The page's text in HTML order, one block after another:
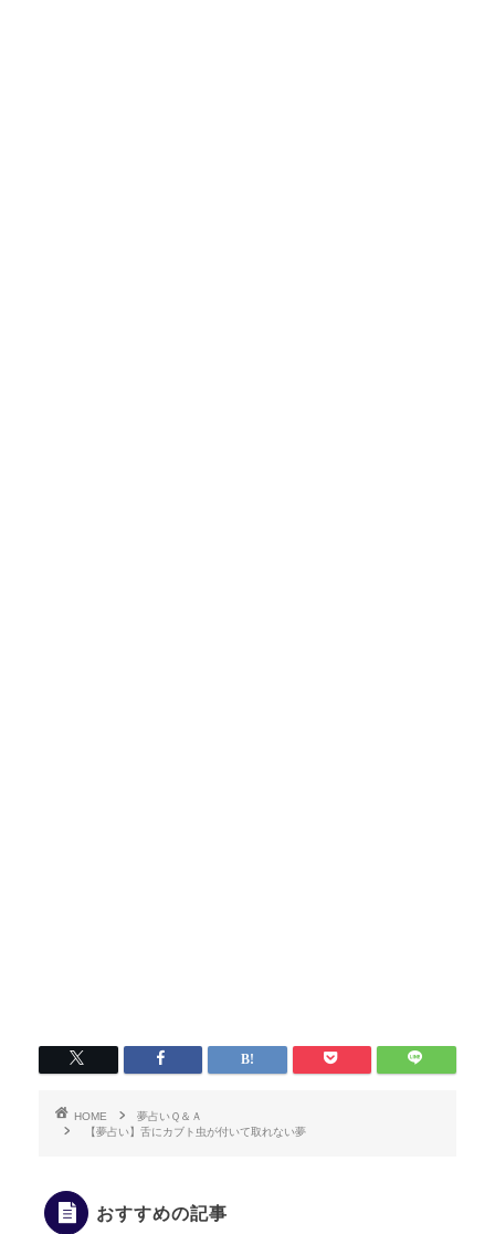
HOME
夢占いＱ＆Ａ
【夢占い】舌にカブト虫が付いて取れない夢
おすすめの記事